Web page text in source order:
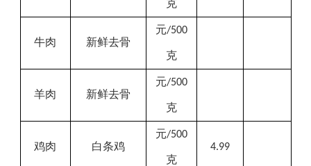
克
牛肉 新鲜去骨
元/500
克
羊肉 新鲜去骨
元/500
克
鸡肉 白条鸡
元/500
克
4.99